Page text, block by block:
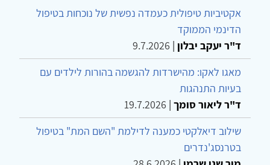
אקטיביות טיפולית כעמדה נפשית של נוכחות בטיפול
הדינמי הממוקד
ד"ר יעקב יבלון |
9.7.2026
מאגו לאקו: מהישרדות להגשמה בהורות לילדים עם
בעיות התנהגות
ד"ר ליאור סומך |
19.7.2026
שילוב דיאלקטי כמענה לדילמת "השם המת" בטיפול
בטרנסג'נדרים